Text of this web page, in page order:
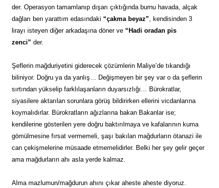
der. Operasyon tamamlanıp dışarı çıktığında burnu havada, alçak
dağları ben yarattım edasındaki “çakma beyaz”, kendisinden 3
lirayı isteyen diğer arkadaşına döner ve “Hadi oradan pis
zenci” der.
Şeflerin mağduriyetini giderecek çözümlerin Maliye’de tıkandığı
biliniyor. Doğru ya da yanlış… Değişmeyen bir şey var o da şeflerin
sırtından yükselip farklılaşanların duyarsızlığı… Bürokratlar,
siyasilere aktarılan sorunlara görüş bildirirken ellerini vicdanlarına
koymalıdırlar. Bürokratların ağızlarına bakan Bakanlar ise;
kendilerine gösterilen yere doğru baktırılmaya ve kafalarının kuma
gömülmesine fırsat vermemeli, şaşı bakılan mağdurların ötanazi ile
can çekişmelerine müsaade etmemelidirler. Belki her şey gelir geçer
ama mağdurların ahı asla yerde kalmaz.
Alma mazlumun/mağdurun ahını çıkar aheste aheste diyoruz.